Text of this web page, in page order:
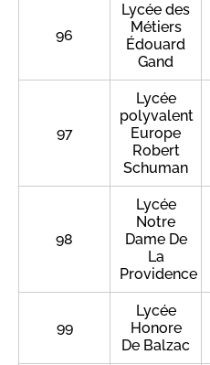
96
Lycée des
Métiers
Édouard
Gand
97
Lycée
polyvalent
Europe
Robert
Schuman
98
Lycée
Notre
Dame De
La
Providence
99
Lycée
Honore
De Balzac